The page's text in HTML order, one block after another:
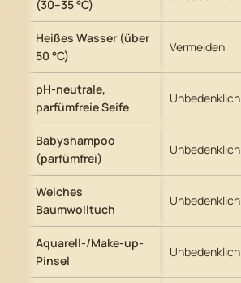
(30–35 °C)
Heißes Wasser (über
50 °C)
Vermeiden
pH-neutrale,
parfümfreie Seife
Unbedenklich
Babyshampoo
(parfümfrei)
Unbedenklich
Weiches
Baumwolltuch
Unbedenklich
Aquarell-/Make-up-
Pinsel
Unbedenklich